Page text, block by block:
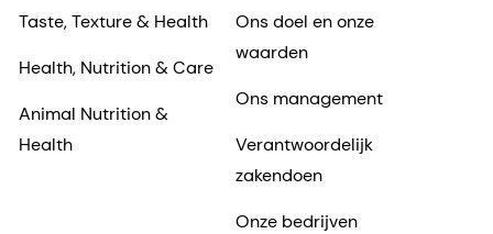
Taste, Texture & Health
Health, Nutrition & Care
Animal Nutrition &
Health
Ons doel en onze
waarden
Ons management
Verantwoordelijk
zakendoen
Onze bedrijven